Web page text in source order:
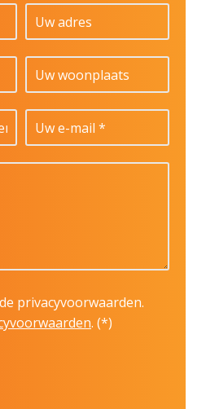
privacyvoorwaarden.
. (*)